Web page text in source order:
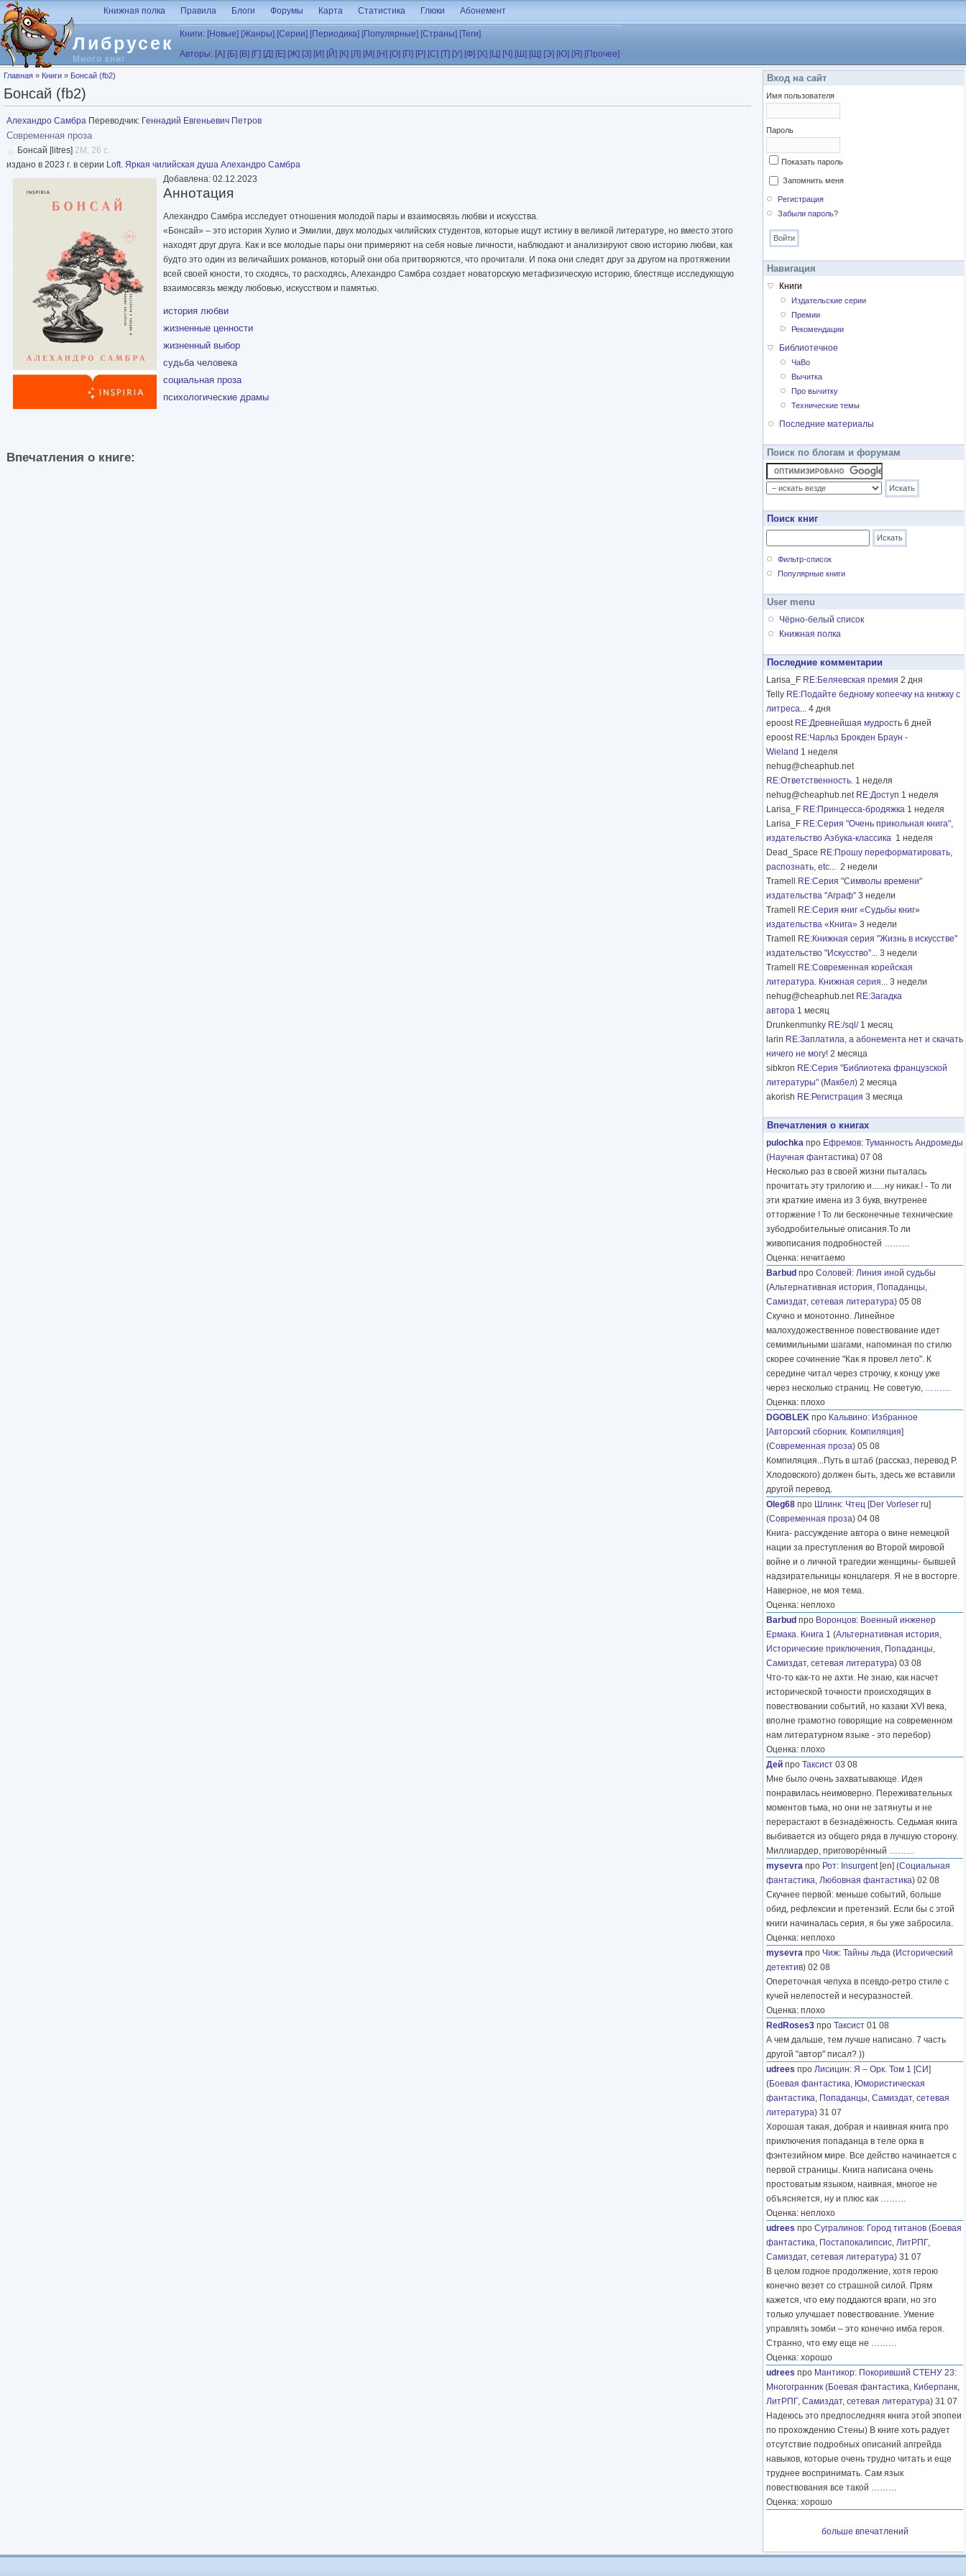
Перейти к основному содержанию
Либрусек
Много книг
Книжная полка Правила Блоги Форумы Карта Статистика Глюки Абонемент
Книги: [Новые] [Жанры] [Серии] [Периодика] [Популярные] [Страны] [Теги]
Авторы: [А] [Б] [В] [Г] [Д] [Е] [Ж] [З] [И] [Й] [К] [Л] [М] [Н] [О] [П] [Р] [С] [Т] [У] [Ф] [Х] [Ц] [Ч] [Ш] [Щ] [Э] [Ю] [Я] [Прочее]
Вы здесь
Главная » Книги » Бонсай (fb2)
Бонсай (fb2)
Алехандро Самбра Переводчик: Геннадий Евгеньевич Петров
Современная проза
Бонсай [litres] 2M, 26 с.
издано в 2023 г. в серии Loft. Яркая чилийская душа Алехандро Самбра
Добавлена: 02.12.2023
Аннотация
Алехандро Самбра исследует отношения молодой пары и взаимосвязь любви и искусства.
«Бонсай» – это история Хулио и Эмилии, двух молодых чилийских студентов, которые ищут истину в великой литературе, но вместо этого
находят друг друга. Как и все молодые пары они примеряют на себя новые личности, наблюдают и анализируют свою историю любви, как
будто это один из величайших романов, который они оба притворяются, что прочитали. И пока они следят друг за другом на протяжении
всей своей юности, то сходясь, то расходясь, Алехандро Самбра создает новаторскую метафизическую историю, блестяще исследующую
взаимосвязь между любовью, искусством и памятью.
история любви
жизненные ценности
жизненный выбор
судьба человека
социальная проза
психологические драмы
Впечатления о книге:
Вход на сайт
Имя пользователя
Пароль
Показать пароль
Запомнить меня
Регистрация
Забыли пароль?
Навигация
Книги
Издательские серии
Премии
Рекомендации
Библиотечное
ЧаВо
Вычитка
Про вычитку
Технические темы
Последние материалы
Поиск по блогам и форумам
Поиск книг
Фильтр-список
Популярные книги
User menu
Чёрно-белый список
Книжная полка
Последние комментарии
Larisa_F RE:Беляевская премия 2 дня
Telly RE:Подайте бедному копеечку на книжку с
литреса... 4 дня
epoost RE:Древнейшая мудрость 6 дней
epoost RE:Чарльз Брокден Браун -
Wieland 1 неделя
nehug@cheaphub.net
RE:Ответственность. 1 неделя
nehug@cheaphub.net RE:Доступ 1 неделя
Larisa_F RE:Принцесса-бродяжка 1 неделя
Larisa_F RE:Серия "Очень прикольная книга",
издательство Азбука-классика 1 неделя
Dead_Space RE:Прошу переформатировать,
распознать, etc... 2 недели
Tramell
RE:Серия "Символы времени"
издательства "Аграф" 3 недели
Tramell
RE:Серия книг «Судьбы книг»
издательства «Книга» 3 недели
Tramell
RE:Книжная серия "Жизнь в искусстве"
издательство "Искусство"... 3 недели
Tramell
RE:Современная корейская
литература. Книжная серия... 3 недели
nehug@cheaphub.net RE:Загадка
автора 1 месяц
Drunkenmunky RE:/sql/ 1 месяц
larin RE:Заплатила, а абонемента нет и скачать
ничего не могу! 2 месяца
sibkron RE:Серия "Библиотека французской
литературы" (Макбел) 2 месяца
akorish RE:Регистрация 3 месяца
Впечатления о книгах
pulochka про Ефремов: Туманность Андромеды
(Научная фантастика) 07 08
Несколько раз в своей жизни пыталась
прочитать эту трилогию и......ну никак.! - То ли
эти краткие имена из 3 букв, внутренее
отторжение ! То ли бесконечные технические
зубодробительные описания.То ли
живописания подробностей ………
Оценка: нечитаемо
Barbud про Соловей: Линия иной судьбы
(Альтернативная история, Попаданцы,
Самиздат, сетевая литература) 05 08
Скучно и монотонно. Линейное
малохудожественное повествование идет
семимильными шагами, напоминая по стилю
скорее сочинение "Как я провел лето". К
середине читал через строчку, к концу уже
через несколько страниц. Не советую, ………
Оценка: плохо
DGOBLEK про Кальвино: Избранное
[Авторский сборник. Компиляция]
(Современная проза) 05 08
Компиляция...Путь в штаб (рассказ, перевод Р.
Хлодовского) должен быть, здесь же вставили
другой перевод.
Oleg68 про Шлинк: Чтец [Der Vorleser ru]
(Современная проза) 04 08
Книга- рассуждение автора о вине немецкой
нации за преступления во Второй мировой
войне и о личной трагедии женщины- бывшей
надзирательницы концлагеря. Я не в восторге.
Наверное, не моя тема.
Оценка: неплохо
Barbud про Воронцов: Военный инженер
Ермака. Книга 1 (Альтернативная история,
Исторические приключения, Попаданцы,
Самиздат, сетевая литература) 03 08
Что-то как-то не ахти. Не знаю, как насчет
исторической точности происходящих в
повествовании событий, но казаки XVI века,
вполне грамотно говорящие на современном
нам литературном языке - это перебор)
Оценка: плохо
Дей про Таксист 03 08
Мне было очень захватывающе. Идея
понравилась неимоверно. Переживательных
моментов тьма, но они не затянуты и не
перерастают в безнадёжность. Седьмая книга
выбивается из общего ряда в лучшую сторону.
Миллиардер, приговорённый ………
mysevra про Рот: Insurgent[en] (Социальная
фантастика, Любовная фантастика) 02 08
Скучнее первой: меньше событий, больше
обид, рефлексии и претензий. Если бы с этой
книги начиналась серия, я бы уже забросила.
Оценка: неплохо
mysevra про Чиж: Тайны льда (Исторический
детектив) 02 08
Опереточная чепуха в псевдо-ретро стиле с
кучей нелепостей и несуразностей.
Оценка: плохо
RedRoses3 про Таксист 01 08
А чем дальше, тем лучше написано. 7 часть
другой "автор" писал? ))
udrees про Лисицин: Я – Орк. Том 1 [СИ]
(Боевая фантастика, Юмористическая
фантастика, Попаданцы, Самиздат, сетевая
литература) 31 07
Хорошая такая, добрая и наивная книга про
приключения попаданца в теле орка в
фэнтезийном мире. Все действо начинается с
первой страницы. Книга написана очень
простоватым языком, наивная, многое не
объясняется, ну и плюс как ………
Оценка: неплохо
udrees про Сугралинов: Город титанов (Боевая
фантастика, Постапокалипсис, ЛитРПГ,
Самиздат, сетевая литература) 31 07
В целом годное продолжение, хотя герою
конечно везет со страшной силой. Прям
кажется, что ему поддаются враги, но это
только улучшает повествование. Умение
управлять зомби – это конечно имба героя.
Странно, что ему еще не ………
Оценка: хорошо
udrees про Мантикор: Покоривший СТЕНУ 23:
Многогранник (Боевая фантастика, Киберпанк,
ЛитРПГ, Самиздат, сетевая литература) 31 07
Надеюсь это предпоследняя книга этой эпопеи
по прохождению Стены) В книге хоть радует
отсутствие подробных описаний апгрейда
навыков, которые очень трудно читать и еще
труднее воспринимать. Сам язык
повествования все такой ………
Оценка: хорошо
больше впечатлений